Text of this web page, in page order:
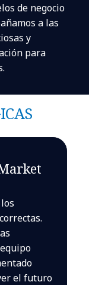
de negocio
a las
y
para
el futuro